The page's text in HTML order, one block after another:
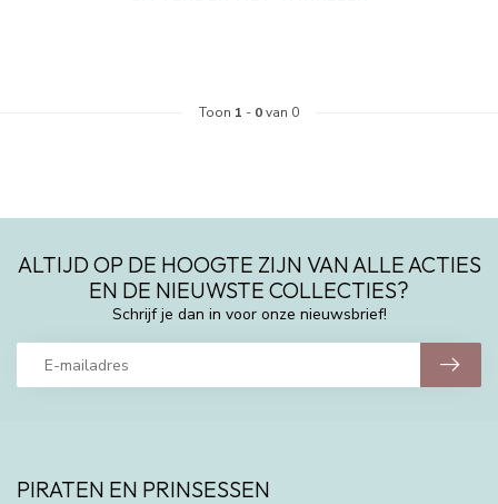
Toon 1 - 0van 0
ALTIJD OP DE HOOGTE ZIJN VAN ALLE ACTIES
EN DE NIEUWSTE COLLECTIES?
Schrijf je dan in voor onze nieuwsbrief!
PIRATEN EN PRINSESSEN